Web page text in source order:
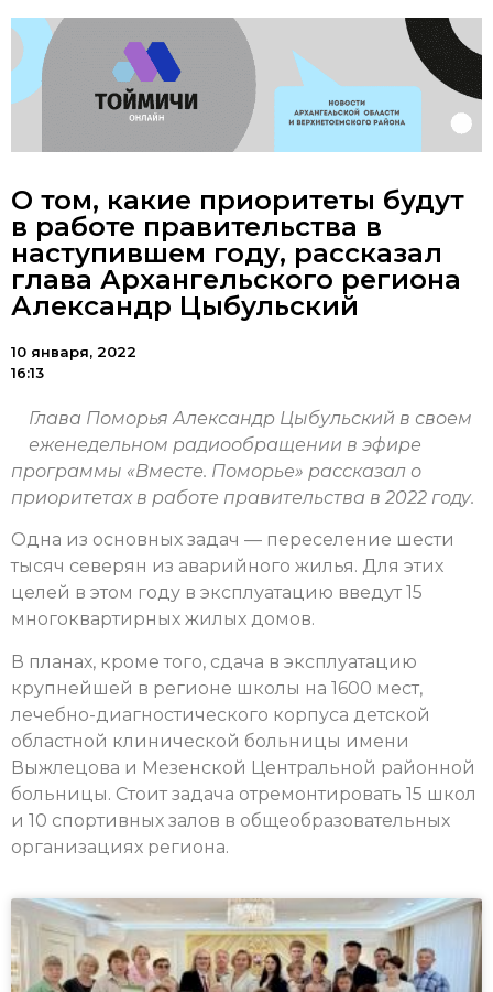
О том, какие приоритеты будут
в работе правительства в
наступившем году, рассказал
глава Архангельского региона
Александр Цыбульский
10 января, 2022
16:13
Глава Поморья Александр Цыбульский в своем
еженедельном радиообращении в эфире
программы «Вместе. Поморье» рассказал о
приоритетах в работе правительства в 2022 году.
Одна из основных задач — переселение шести
тысяч северян из аварийного жилья. Для этих
целей в этом году в эксплуатацию введут 15
многоквартирных жилых домов.
В планах, кроме того, сдача в эксплуатацию
крупнейшей в регионе школы на 1600 мест,
лечебно-диагностического корпуса детской
областной клинической больницы имени
Выжлецова и Мезенской Центральной районной
больницы. Стоит задача отремонтировать 15 школ
и 10 спортивных залов в общеобразовательных
организациях региона.